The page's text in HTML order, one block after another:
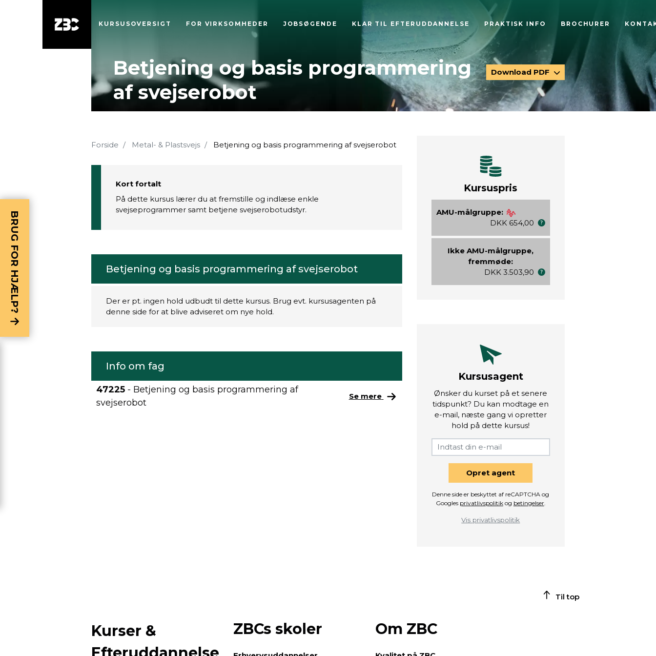
KURSUSOVERSIGT FOR VIRKSOMHEDER JOBSØGENDE KLAR TIL EFTERUDDANNELSE PRAKTISK INFO BROCHURER
Betjening og basis programmering
af svejserobot
Download PDF
Forside Metal- & Plastsvejs Betjening og basis programmering af svejserobot
Kort fortalt
På dette kursus lærer du at fremstille og indlæse enkle
svejseprogrammer samt betjene svejserobotudstyr.
Betjening og basis programmering af svejserobot
Der er pt. ingen hold udbudt til dette kursus. Brug evt. kursusagenten på
denne side for at blive adviseret om nye hold.
Info om fag
47225 - Betjening og basis programmering af
svejserobot
Se mere
Kursuspris
AMU-målgruppe:
DKK 654,00
Ikke AMU-målgruppe,
fremmøde:
DKK 3.503,90
Kursusagent
Ønsker du kurset på et senere
tidspunkt? Du kan modtage en
e-mail, næste gang vi opretter
hold på dette kursus!
Opret agent
Denne side er beskyttet af reCAPTCHA og
Googles privatlivspolitikog betingelser.
Vis privatlivspolitik
BRUG FOR HJÆLP?
Til top
Kurser &
ZBCs skoler Om ZBC